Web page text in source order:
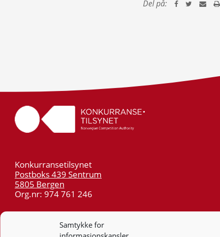
Samtykke for
Del på:
Konkurransetilsynet
Postboks 439 Sentrum
5805 Bergen
Org.nr: 974 761 246
55 59 75 00
post@kt.no